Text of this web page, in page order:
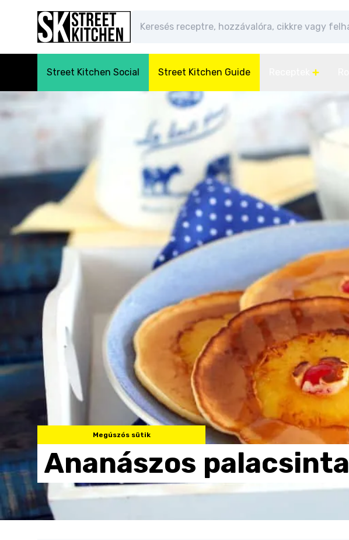
Street Kitchen Social Street Kitchen Guide
Megúszós sütik
Ananászos palacsinta